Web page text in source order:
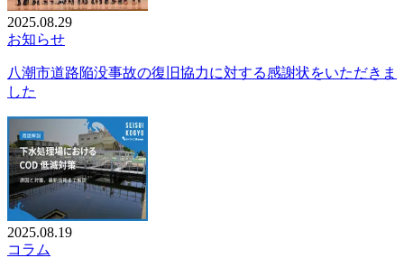
2025.08.29
お知らせ
八潮市道路陥没事故の復旧協力に対する感謝状をいただきま
した
2025.08.19
コラム